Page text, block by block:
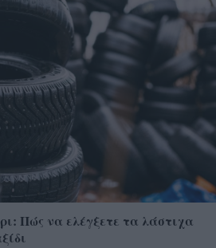
Πώς να ελέγξετε τα λάστιχα